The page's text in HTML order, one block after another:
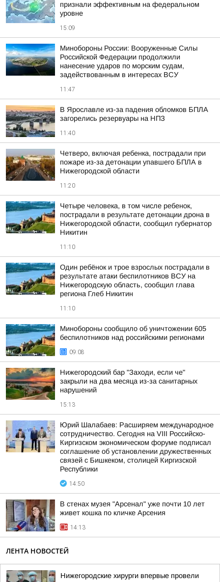
признали эффективным на федеральном
уровне
15:09
Минобороны России: Вооруженные Силы
Российской Федерации продолжили
нанесение ударов по морским судам,
задействованным в интересах ВСУ
11:47
В Ярославле из-за падения обломков БПЛА
загорелись резервуары на НПЗ
11:40
Четверо, включая ребенка, пострадали при
пожаре из-за детонации упавшего БПЛА в
Нижегородской области
11:20
Четыре человека, в том числе ребенок,
пострадали в результате детонации дрона в
Нижегородской области, сообщил губернатор
Никитин
11:10
Один ребёнок и трое взрослых пострадали в
результате атаки беспилотников ВСУ на
Нижегородскую область, сообщил глава
региона Глеб Никитин
11:10
Минобороны сообщило об уничтожении 605
беспилотников над российскими регионами
09:08
Нижегородский бар "Заходи, если че"
закрыли на два месяца из-за санитарных
нарушений
15:13
Юрий Шалабаев: Расширяем международное
сотрудничество. Сегодня на VIII Российско-
Киргизском экономическом форуме подписал
соглашение об установлении дружественных
связей с Бишкеком, столицей Киргизской
Республики
14:50
В стенах музея "Арсенал" уже почти 10 лет
живет кошка по кличке Арсения
14:13
ЛЕНТА НОВОСТЕЙ
Нижегородские хирурги впервые провели